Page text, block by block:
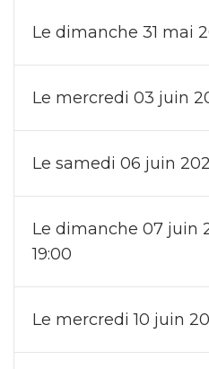
Le dimanche 31 mai
Le mercredi 03 juin
Le samedi 06 juin
Le dimanche 07 juin
19:00
Le mercredi 10 juin